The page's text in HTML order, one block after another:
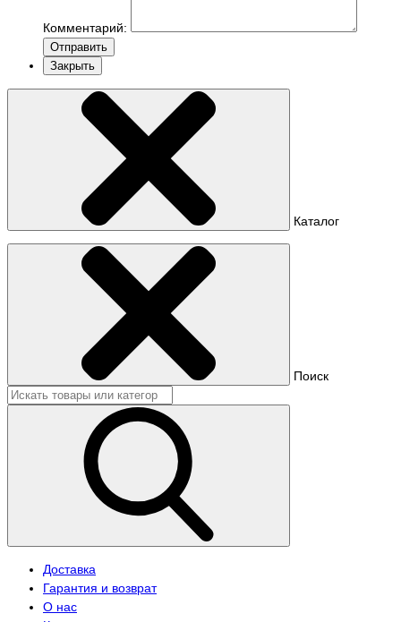
Комментарий:
Отправить
Закрыть
Каталог
Поиск
Доставка
Гарантия и возврат
О нас